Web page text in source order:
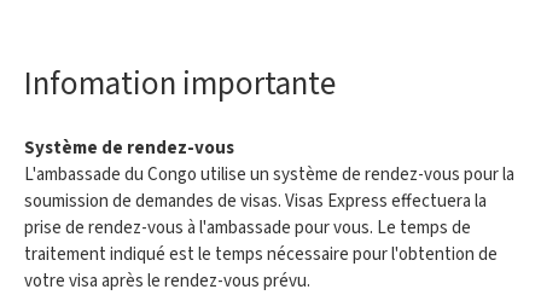
Infomation importante
Système de rendez-vous
L'ambassade du Congo utilise un système de rendez-vous pour la
soumission de demandes de visas. Visas Express effectuera la
prise de rendez-vous à l'ambassade pour vous. Le temps de
traitement indiqué est le temps nécessaire pour l'obtention de
votre visa après le rendez-vous prévu.